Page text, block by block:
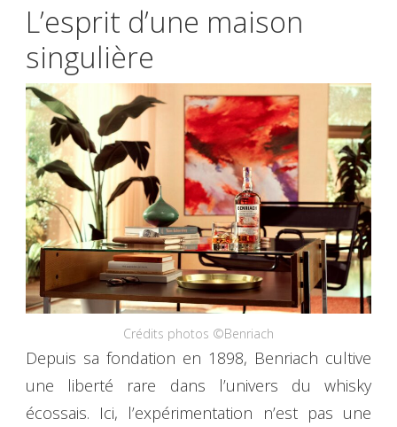
L’esprit d’une maison
singulière
Crédits photos ©Benriach
Depuis sa fondation en 1898, Benriach cultive
une liberté rare dans l’univers du whisky
écossais. Ici, l’expérimentation n’est pas une